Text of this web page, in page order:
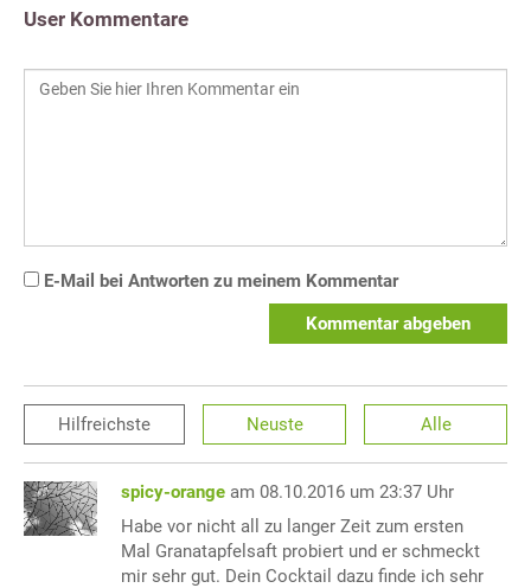
User Kommentare
E-Mail bei Antworten zu meinem Kommentar
Kommentar abgeben
Hilfreichste Neuste Alle
spicy-orange am 08.10.2016 um 23:37 Uhr
Habe vor nicht all zu langer Zeit zum ersten
Mal Granatapfelsaft probiert und er schmeckt
mir sehr gut. Dein Cocktail dazu finde ich sehr